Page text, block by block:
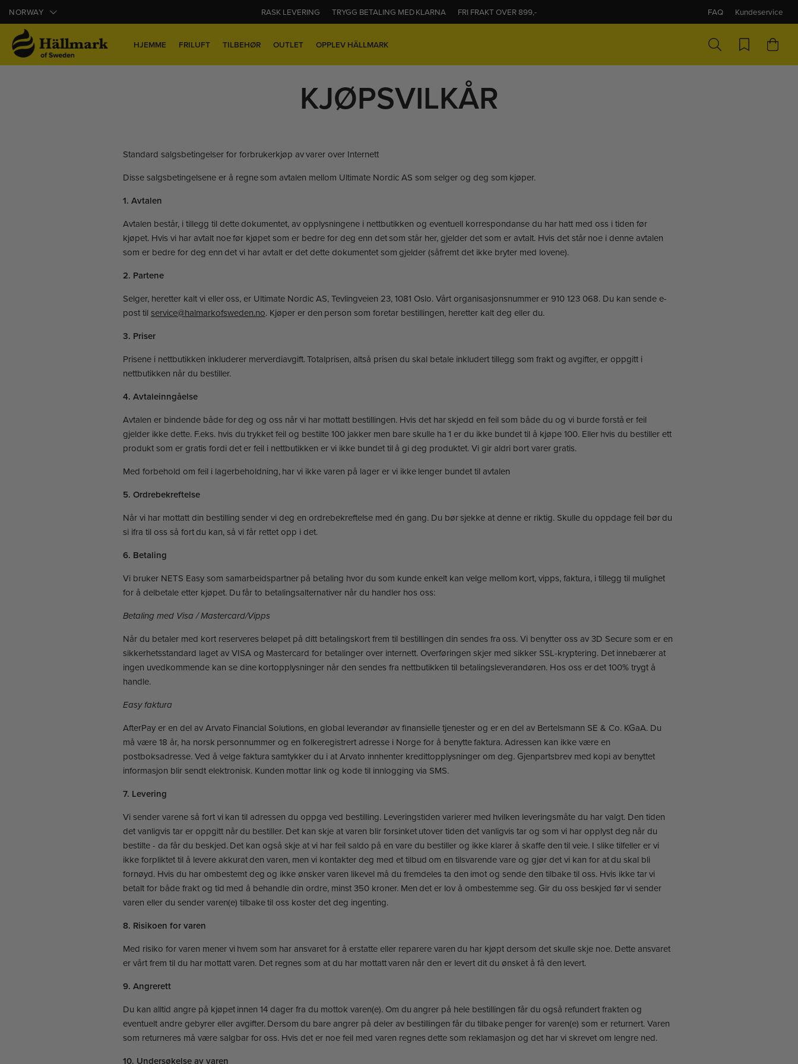
NORWAY RASK LEVERING TRYGG BETALING MED KLARNA FRI FRAKT OVER 899,- FAQ Kundeservice
HJEMME FRILUFT TILBEHØR OUTLET OPPLEV HÄLLMARK
KJØPSVILKÅR
Standard salgsbetingelser for forbrukerkjøp av varer over Internett
Disse salgsbetingelsene er å regne som avtalen mellom Ultimate Nordic AS som selger og deg som kjøper.
1. Avtalen
Avtalen består, i tillegg til dette dokumentet, av opplysningene i nettbutikken og eventuell korrespondanse du har hatt med oss i tiden før
kjøpet. Hvis vi har avtalt noe før kjøpet som er bedre for deg enn det som står her, gjelder det som er avtalt. Hvis det står noe i denne avtalen
som er bedre for deg enn det vi har avtalt er det dette dokumentet som gjelder (såfremt det ikke bryter med lovene).
2. Partene
Selger, heretter kalt vi eller oss, er Ultimate Nordic AS, Tevlingveien 23, 1081 Oslo. Vårt organisasjonsnummer er 910 123 068. Du kan sende e-
post til service@halmarkofsweden.no. Kjøper er den person som foretar bestillingen, heretter kalt deg eller du.
3. Priser
Prisene i nettbutikken inkluderer merverdiavgift. Totalprisen, altså prisen du skal betale inkludert tillegg som frakt og avgifter, er oppgitt i
nettbutikken når du bestiller.
4. Avtaleinngåelse
Avtalen er bindende både for deg og oss når vi har mottatt bestillingen. Hvis det har skjedd en feil som både du og vi burde forstå er feil
gjelder ikke dette. F.eks. hvis du trykket feil og bestilte 100 jakker men bare skulle ha 1 er du ikke bundet til å kjøpe 100. Eller hvis du bestiller ett
produkt som er gratis fordi det er feil i nettbutikken er vi ikke bundet til å gi deg produktet. Vi gir aldri bort varer gratis.
Med forbehold om feil i lagerbeholdning, har vi ikke varen på lager er vi ikke lenger bundet til avtalen
5. Ordrebekreftelse
Når vi har mottatt din bestilling sender vi deg en ordrebekreftelse med én gang. Du bør sjekke at denne er riktig. Skulle du oppdage feil bør du
si ifra til oss så fort du kan, så vi får rettet opp i det.
6. Betaling
Vi bruker NETS Easy som samarbeidspartner på betaling hvor du som kunde enkelt kan velge mellom kort, vipps, faktura, i tillegg til mulighet
for å delbetale etter kjøpet. Du får to betalingsalternativer når du handler hos oss:
Betaling med Visa / Mastercard/Vipps
Når du betaler med kort reserveres beløpet på ditt betalingskort frem til bestillingen din sendes fra oss. Vi benytter oss av 3D Secure som er en
sikkerhetsstandard laget av VISA og Mastercard for betalinger over internett. Overføringen skjer med sikker SSL-kryptering. Det innebærer at
ingen uvedkommende kan se dine kortopplysninger når den sendes fra nettbutikken til betalingsleverandøren. Hos oss er det 100% trygt å
handle.
Easy faktura
AfterPay er en del av Arvato Financial Solutions, en global leverandør av finansielle tjenester og er en del av Bertelsmann SE & Co. KGaA. Du
må være 18 år, ha norsk personnummer og en folkeregistrert adresse i Norge for å benytte faktura. Adressen kan ikke være en
postboksadresse. Ved å velge faktura samtykker du i at Arvato innhenter kredittopplysninger om deg. Gjenpartsbrev med kopi av benyttet
informasjon blir sendt elektronisk. Kunden mottar link og kode til innlogging via SMS.
7. Levering
Vi sender varene så fort vi kan til adressen du oppga ved bestilling. Leveringstiden varierer med hvilken leveringsmåte du har valgt. Den tiden
det vanligvis tar er oppgitt når du bestiller. Det kan skje at varen blir forsinket utover tiden det vanligvis tar og som vi har opplyst deg når du
bestilte - da får du beskjed. Det kan også skje at vi har feil saldo på en vare du bestiller og ikke klarer å skaffe den til veie. I slike tilfeller er vi
ikke forpliktet til å levere akkurat den varen, men vi kontakter deg med et tilbud om en tilsvarende vare og gjør det vi kan for at du skal bli
fornøyd. Hvis du har ombestemt deg og ikke ønsker varen likevel må du fremdeles ta den imot og sende den tilbake til oss. Hvis ikke tar vi
betalt for både frakt og tid med å behandle din ordre, minst 350 kroner. Men det er lov å ombestemme seg. Gir du oss beskjed før vi sender
varen eller du sender varen(e) tilbake til oss koster det deg ingenting.
8. Risikoen for varen
Med risiko for varen mener vi hvem som har ansvaret for å erstatte eller reparere varen du har kjøpt dersom det skulle skje noe. Dette ansvaret
er vårt frem til du har mottatt varen. Det regnes som at du har mottatt varen når den er levert dit du ønsket å få den levert.
9. Angrerett
Du kan alltid angre på kjøpet innen 14 dager fra du mottok varen(e). Om du angrer på hele bestillingen får du også refundert frakten og
eventuelt andre gebyrer eller avgifter. Dersom du bare angrer på deler av bestillingen får du tilbake penger for varen(e) som er returnert. Varen
som returneres må være salgbar for oss. Hvis det er noe feil med varen regnes dette som reklamasjon og det har vi skrevet om lengre ned.
10. Undersøkelse av varen